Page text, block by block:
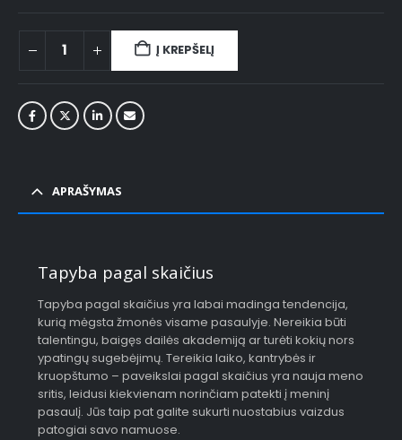
Į KREPŠELĮ
APRAŠYMAS
Tapyba pagal skaičius
Tapyba pagal skaičius yra labai madinga tendencija,
kurią mėgsta žmonės visame pasaulyje. Nereikia būti
talentingu, baigęs dailės akademiją ar turėti kokių nors
ypatingų sugebėjimų. Tereikia laiko, kantrybės ir
kruopštumo – paveikslai pagal skaičius yra nauja meno
sritis, leidusi kiekvienam norinčiam patekti į meninį
pasaulį. Jūs taip pat galite sukurti nuostabius vaizdus
patogiai savo namuose.